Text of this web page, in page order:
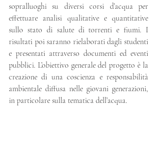
sopralluoghi su diversi corsi d’acqua per
effettuare analisi qualitative e quantitative
sullo stato di salute di torrenti e fiumi. I
risultati poi saranno rielaborati dagli studenti
e presentati attraverso documenti ed eventi
pubblici. L’obiettivo generale del progetto è la
creazione di una coscienza e responsabilità
ambientale diffusa nelle giovani generazioni,
in particolare sulla tematica dell’acqua.